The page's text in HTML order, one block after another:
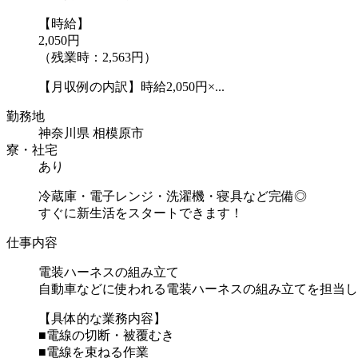
【時給】
2,050円
（残業時：2,563円）
【月収例の内訳】時給2,050円×...
勤務地
神奈川県 相模原市
寮・社宅
あり
冷蔵庫・電子レンジ・洗濯機・寝具など完備◎
すぐに新生活をスタートできます！
仕事内容
電装ハーネスの組み立て
自動車などに使われる電装ハーネスの組み立てを担当
【具体的な業務内容】
■電線の切断・被覆むき
■電線を束ねる作業